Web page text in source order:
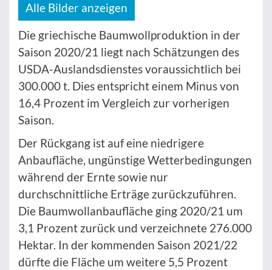
Alle Bilder anzeigen
Die griechische Baumwollproduktion in der
Saison 2020/21 liegt nach Schätzungen des
USDA-Auslandsdienstes voraussichtlich bei
300.000 t. Dies entspricht einem Minus von
16,4 Prozent im Vergleich zur vorherigen
Saison.
Der Rückgang ist auf eine niedrigere
Anbaufläche, ungünstige Wetterbedingungen
während der Ernte sowie nur
durchschnittliche Erträge zurückzuführen.
Die Baumwollanbaufläche ging 2020/21 um
3,1 Prozent zurück und verzeichnete 276.000
Hektar. In der kommenden Saison 2021/22
dürfte die Fläche um weitere 5,5 Prozent